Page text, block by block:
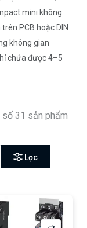
mini không
PCB hoặc DIN
không gian
chứa được 4–5
31 sản phẩm
Lọc